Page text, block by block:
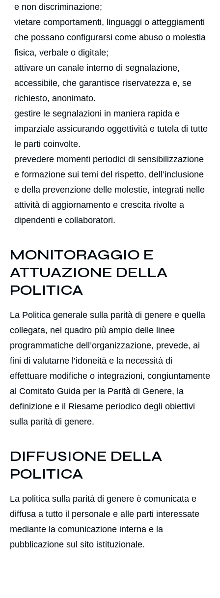
e non discriminazione;
vietare comportamenti, linguaggi o atteggiamenti
che possano configurarsi come abuso o molestia
fisica, verbale o digitale;
attivare un canale interno di segnalazione,
accessibile, che garantisce riservatezza e, se
richiesto, anonimato.
gestire le segnalazioni in maniera rapida e
imparziale assicurando oggettività e tutela di tutte
le parti coinvolte.
prevedere momenti periodici di sensibilizzazione
e formazione sui temi del rispetto, dell’inclusione
e della prevenzione delle molestie, integrati nelle
attività di aggiornamento e crescita rivolte a
dipendenti e collaboratori.
MONITORAGGIO E
ATTUAZIONE DELLA
POLITICA
La Politica generale sulla parità di genere e quella
collegata, nel quadro più ampio delle linee
programmatiche dell’organizzazione, prevede, ai
fini di valutarne l’idoneità e la necessità di
effettuare modifiche o integrazioni, congiuntamente
al Comitato Guida per la Parità di Genere, la
definizione e il Riesame periodico degli obiettivi
sulla parità di genere.
DIFFUSIONE DELLA
POLITICA
La politica sulla parità di genere è comunicata e
diffusa a tutto il personale e alle parti interessate
mediante la comunicazione interna e la
pubblicazione sul sito istituzionale.